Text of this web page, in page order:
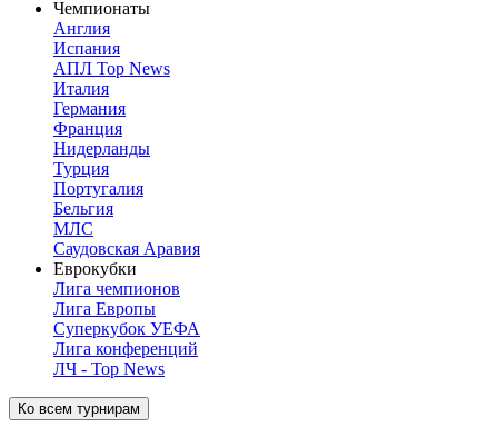
Чемпионаты
Англия
Испания
АПЛ Top News
Италия
Германия
Франция
Нидерланды
Турция
Португалия
Бельгия
МЛС
Саудовская Аравия
Еврокубки
Лига чемпионов
Лига Европы
Суперкубок УЕФА
Лига конференций
ЛЧ - Top News
Ко всем турнирам